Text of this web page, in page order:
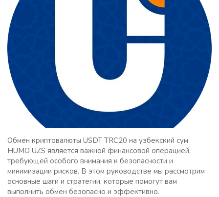
Обмен криптовалюты USDT TRC20 на узбекский сум
HUMO UZS является важной финансовой операцией,
требующей особого внимания к безопасности и
минимизации рисков. В этом руководстве мы рассмотрим
основные шаги и стратегии, которые помогут вам
выполнить обмен безопасно и эффективно.